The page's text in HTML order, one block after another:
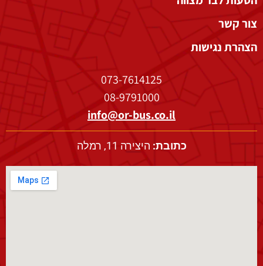
צור קשר
הצהרת נגישות
073-7614125
08-9791000
info@or-bus.co.il
כתובת: היצירה 11, רמלה